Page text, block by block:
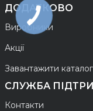
ДОДАТКОВО
Виробники
Акції
Завантажити
СЛУЖБА
Контакти